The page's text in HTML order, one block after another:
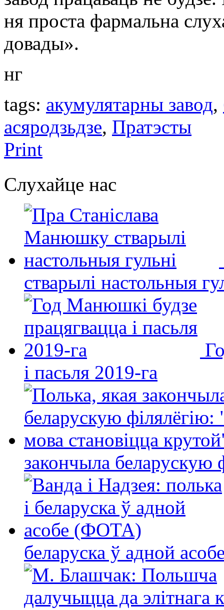
ня проста фармальна
довады».
нг
tags: акумулятарны завод,
асяродзьдзе, Пратэсты
Print
Слухайце нас
стварылі настольныя
і пасьля 2019-га
закончыла беларускую
беларуска ў адной